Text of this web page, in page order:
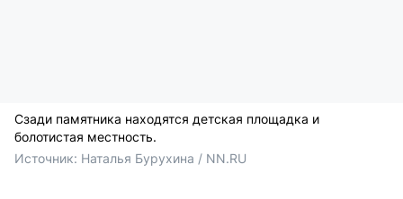
Сзади памятника находятся детская площадка и
болотистая местность.
Источник: Наталья Бурухина / NN.RU